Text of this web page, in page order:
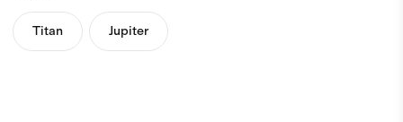
Titan Jupiter